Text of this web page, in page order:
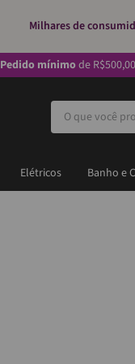
Milhares de
Pedido mínimode R$500,00
O que você
Elétricos Banho e